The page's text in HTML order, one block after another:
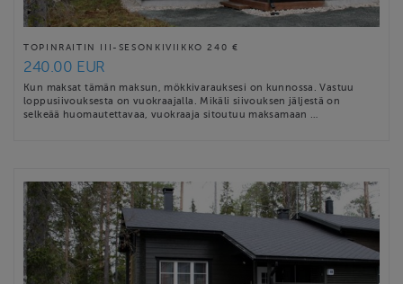
TOPINRAITIN III-SESONKIVIIKKO 240 €
240.00 EUR
Kun maksat tämän maksun, mökkivarauksesi on kunnossa. Vastuu
loppusiivouksesta on vuokraajalla. Mikäli siivouksen jäljestä on
selkeää huomautettavaa, vuokraaja sitoutuu maksamaan …